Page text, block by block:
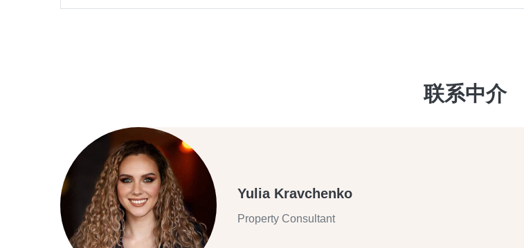
联系中介
Yulia Kravchenko
Property Consultant